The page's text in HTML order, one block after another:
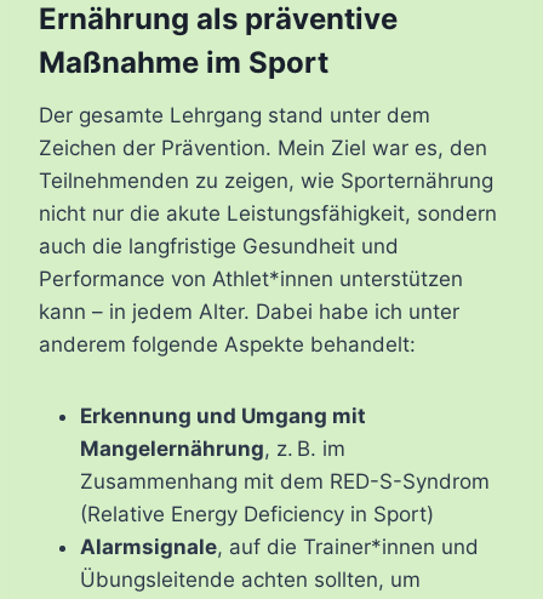
Ernährung als präventive
Maßnahme im Sport
Der gesamte Lehrgang stand unter dem
Zeichen der Prävention. Mein Ziel war es, den
Teilnehmenden zu zeigen, wie Sporternährung
nicht nur die akute Leistungsfähigkeit, sondern
auch die langfristige Gesundheit und
Performance von Athlet*innen unterstützen
kann – in jedem Alter. Dabei habe ich unter
anderem folgende Aspekte behandelt:
Erkennung und Umgang mit
Mangelernährung, z. B. im
Zusammenhang mit dem RED-S-Syndrom
(Relative Energy Deficiency in Sport)
Alarmsignale, auf die Trainer*innen und
Übungsleitende achten sollten, um